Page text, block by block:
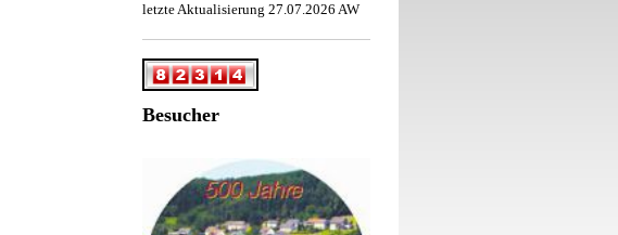
letzte Aktualisierung 27.07.2026 AW
Besucher